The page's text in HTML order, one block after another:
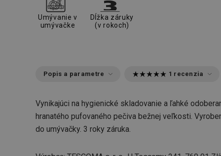
Umývanie v
umývačke
Dĺžka záruky
(v rokoch)
Popis a parametre 1 recenzia
Vynikajúci na hygienické skladovanie a ľahké
hranatého pufovaného pečiva bežnej veľkosti.
do umývačky. 3 roky záruka.